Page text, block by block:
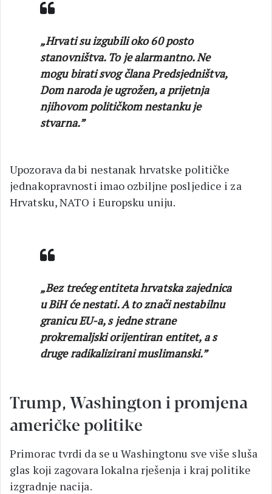
„Hrvati su izgubili oko 60 posto
stanovništva. To je alarmantno. Ne
mogu birati svog člana Predsjedništva,
Dom naroda je ugrožen, a prijetnja
njihovom političkom nestanku je
stvarna.”
Upozorava da bi nestanak hrvatske političke
jednakopravnosti imao ozbiljne posljedice i za
Hrvatsku, NATO i Europsku uniju.
„Bez trećeg entiteta hrvatska zajednica
u BiH će nestati. A to znači nestabilnu
granicu EU-a, s jedne strane
prokremaljski orijentiran entitet, a s
druge radikalizirani muslimanski.”
Trump, Washington i promjena
američke politike
Primorac tvrdi da se u Washingtonu sve više sluša
glas koji zagovara lokalna rješenja i kraj politike
izgradnje nacija.